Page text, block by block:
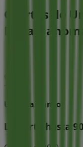
Ofertas de
Unicaja Banco
Llevarte hasta